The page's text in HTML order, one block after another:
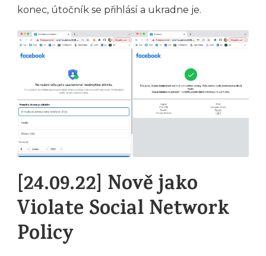
konec, útočník se přihlásí a ukradne je.
[24.09.22] Nově jako
Violate Social Network
Policy